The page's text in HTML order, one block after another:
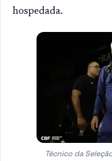
hospedada.
Técnico da